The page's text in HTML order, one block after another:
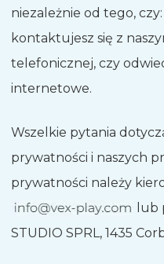
niezależnie od tego,
kontaktujesz się z
telefonicznej, czy
internetowe.
Wszelkie pytania
prywatności i naszych
prywatności należy
lub
STUDIO SPRL, 1435